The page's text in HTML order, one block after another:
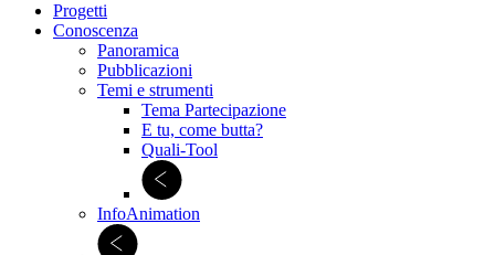
Progetti
Conoscenza
Panoramica
Pubblicazioni
Temi e strumenti
Tema Partecipazione
E tu, come butta?
Quali-Tool
InfoAnimation